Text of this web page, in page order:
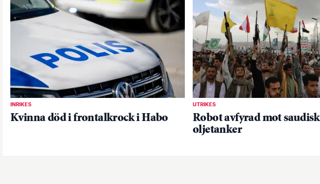
INRIKES
Kvinna död i frontalkrock i Habo
UTRIKES
Robot avfyrad mot saudisk
oljetanker